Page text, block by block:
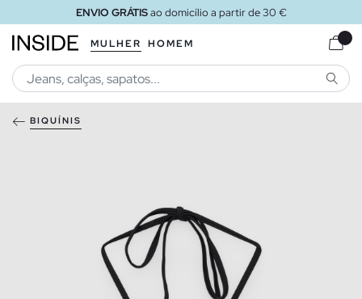
ENVIO GRÁTISao domicílio a partir de 30 €
MULHER HOMEM
BIQUÍNIS